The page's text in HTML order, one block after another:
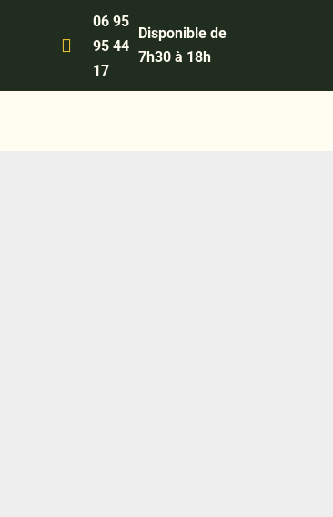

06 95
95 44
17
Disponible de
7h30 à 18h